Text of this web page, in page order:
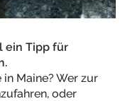
ein Tipp für
Maine? Wer zur
oder